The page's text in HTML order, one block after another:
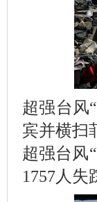
超强台风
宾并横扫
超强台风
1757人失